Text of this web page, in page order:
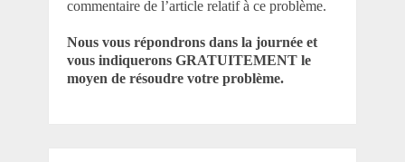
commentaire de l’article relatif à ce problème.
Nous vous répondrons dans la journée et
vous indiquerons GRATUITEMENT le
moyen de résoudre votre problème.